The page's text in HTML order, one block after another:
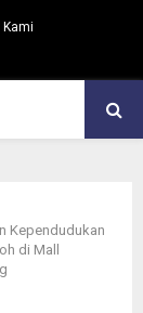
Kami
Kependudukan
di Mall